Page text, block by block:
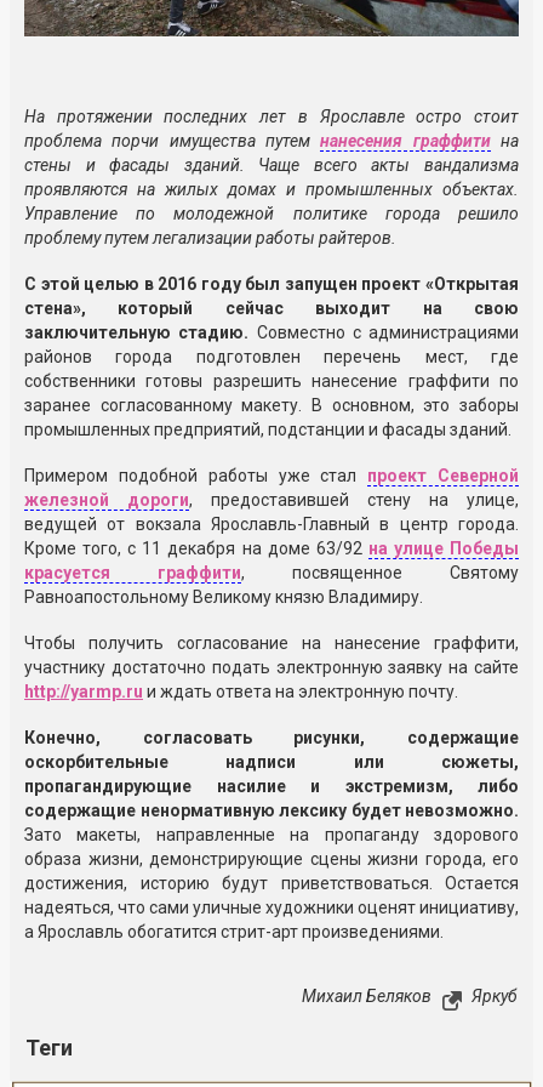
На протяжении последних лет в Ярославле остро стоит
проблема порчи имущества путемнанесения граффитина
стены и фасады зданий. Чаще всего акты вандализма
проявляются на жилых домах и промышленных объектах.
Управление по молодежной политике города решило
проблему путем легализации работы райтеров.
С этой целью в 2016 году был запущен проект «Открытая
стена», который сейчас выходит на свою
заключительную стадию. Совместно с администрациями
районов города подготовлен перечень мест, где
собственники готовы разрешить нанесение граффити по
заранее согласованному макету. В основном, это заборы
промышленных предприятий, подстанции и фасады зданий.
Примером подобной работы уже стал проект Северной
железной дороги, предоставившей стену на улице,
ведущей от вокзала Ярославль-Главный в центр города.
Кроме того, с 11 декабря на доме 63/92 на улице Победы
красуется граффити, посвященное Святому
Равноапостольному Великому князю Владимиру.
Чтобы получить согласование на нанесение граффити,
участнику достаточно подать электронную заявку на сайте
http://yarmp.ru и ждать ответа на электронную почту.
Конечно, согласовать рисунки, содержащие
оскорбительные надписи или сюжеты,
пропагандирующие насилие и экстремизм, либо
содержащие ненормативную лексику будет невозможно.
Зато макеты, направленные на пропаганду здорового
образа жизни, демонстрирующие сцены жизни города, его
достижения, историю будут приветствоваться. Остается
надеяться, что сами уличные художники оценят инициативу,
а Ярославль обогатится стрит-арт произведениями.
Михаил Беляков Яркуб
Теги